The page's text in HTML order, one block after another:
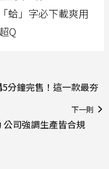
蛤」字必下載爽用
Q
分鐘完售！這一款最夯
下一則
司強調生產皆合規